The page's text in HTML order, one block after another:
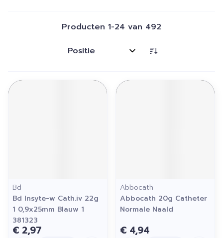
Producten 1-24 van 492
Sorteer op:
Bd
Bd Insyte-w Cath.iv 22g
1 0,9x25mm Blauw 1
381323
€ 2,97
Abbocath
Abbocath 20g Catheter
Normale Naald
€ 4,94